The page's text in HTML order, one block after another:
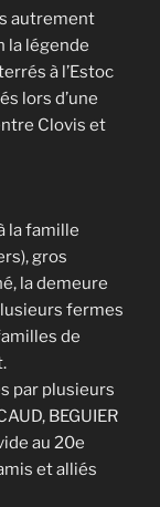
autrement
la légende
à l’Estoc
lors d’une
Clovis et
la famille
gros
la demeure
fermes
de
par plusieurs
BEGUIER
au 20e
et alliés